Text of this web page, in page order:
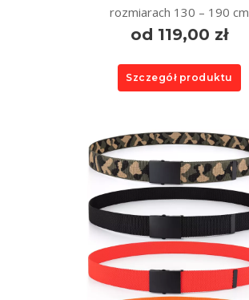
rozmiarach 130 – 190 cm
od 119,00 zł
Szczegół produktu